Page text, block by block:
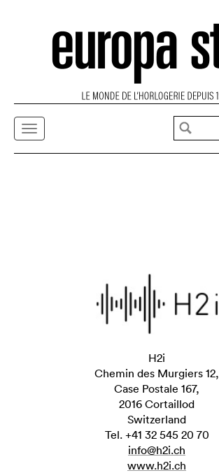
H2i
Chemin des Murgiers 12,
Case Postale 167,
2016 Cortaillod
Switzerland
Tel. +41 32 545 20 70
info@h2i.ch
www.h2i.ch